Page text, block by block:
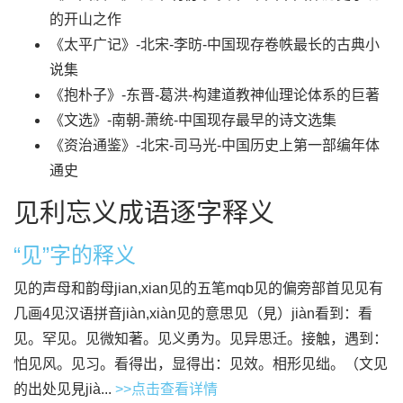
的开山之作
《太平广记》-北宋-李昉-中国现存卷帙最长的古典小
说集
《抱朴子》-东晋-葛洪-构建道教神仙理论体系的巨著
《文选》-南朝-萧统-中国现存最早的诗文选集
《资治通鉴》-北宋-司马光-中国历史上第一部编年体
通史
见利忘义成语逐字释义
“见”字的释义
见的声母和韵母jian,xian见的五笔mqb见的偏旁部首见见有
几画4见汉语拼音jiàn,xiàn见的意思见（見）jiàn看到：看
见。罕见。见微知著。见义勇为。见异思迁。接触，遇到：
怕见风。见习。看得出，显得出：见效。相形见绌。（文见
的出处见見jià... >>点击查看详情